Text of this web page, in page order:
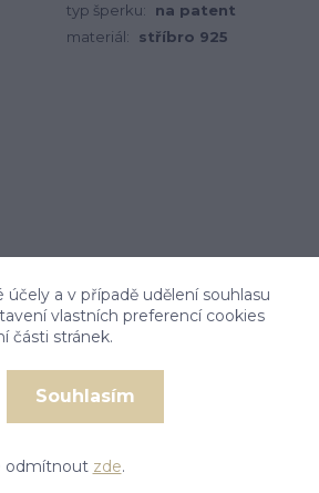
typ šperku:
na patent
materiál:
stříbro 925
a v případě udělení souhlasu
vlastních preferencí cookies
části stránek.
Souhlasím
odmítnout zde.